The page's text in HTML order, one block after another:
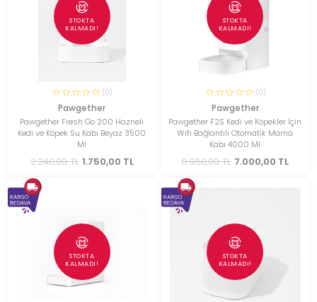
STOKTA
KALMADI!
(0)
Pawgether
Pawgether Fresh Go 200 Hazneli
Kedi ve Köpek Su Kabı Beyaz 3500
Ml
2.240,00 TL 1.750,00 TL
STOKTA
KALMADI!
(0)
Pawgether
Pawgether F2S Kedi ve Köpekler İçin
Wifi Bağlantılı Otomatik Mama
Kabı 4000 Ml
8.950,00 TL 7.000,00 TL
STOKTA
KALMADI!
STOKTA
KALMADI!